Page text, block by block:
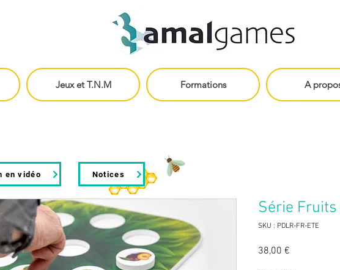
Jeux et T.N.M Formations A
Série Fruits
SKU : PDLR-FR-ETE
38,00 €
Notices
en vidéo